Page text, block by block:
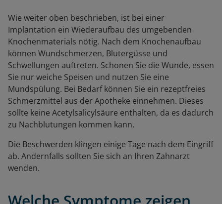
Wie weiter oben beschrieben, ist bei einer
Implantation ein Wiederaufbau des umgebenden
Knochenmaterials nötig. Nach dem Knochenaufbau
können Wundschmerzen, Blutergüsse und
Schwellungen auftreten. Schonen Sie die Wunde, essen
Sie nur weiche Speisen und nutzen Sie eine
Mundspülung. Bei Bedarf können Sie ein rezeptfreies
Schmerzmittel aus der Apotheke einnehmen. Dieses
sollte keine Acetylsalicylsäure enthalten, da es dadurch
zu Nachblutungen kommen kann.
Die Beschwerden klingen einige Tage nach dem Eingriff
ab. Andernfalls sollten Sie sich an Ihren Zahnarzt
wenden.